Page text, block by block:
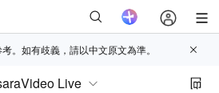
。如有歧義，請以中文原文為準。
Live